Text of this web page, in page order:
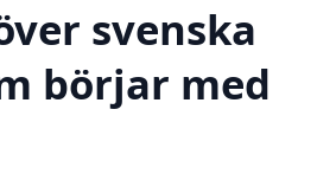
svenska
börjar med